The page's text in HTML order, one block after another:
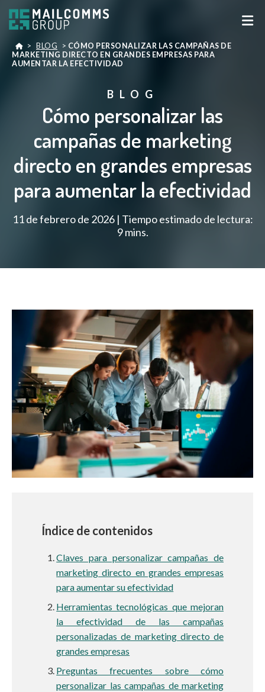
> BLOG > CÓMO PERSONALIZAR LAS CAMPAÑAS DE
MARKETING DIRECTO EN GRANDES EMPRESAS PARA
AUMENTAR LA EFECTIVIDAD
BLOG
Cómo personalizar las
campañas de marketing
directo en grandes empresas
para aumentar la efectividad
11 de febrero de 2026 | Tiempo estimado de lectura:
9 mins.
Índice de contenidos
Claves para personalizar campañas de
marketing directo en grandes empresas
para aumentar su efectividad
Herramientas tecnológicas que mejoran
la efectividad de las campañas
personalizadas de marketing directo de
grandes empresas
Preguntas frecuentes sobre cómo
personalizar las campañas de marketing